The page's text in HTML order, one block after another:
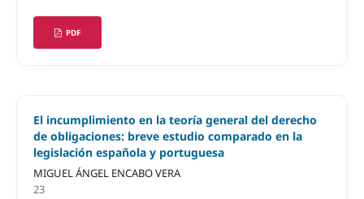
PDF
El incumplimiento en la teoría general del derecho
de obligaciones: breve estudio comparado en la
legislación española y portuguesa
MIGUEL ÁNGEL ENCABO VERA
23